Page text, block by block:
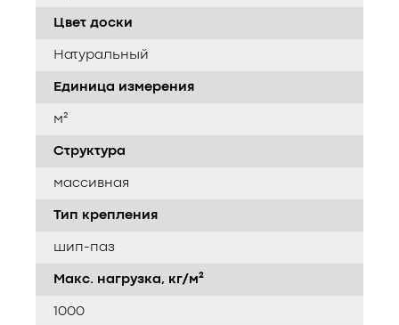
Цвет доски
Натуральный
Единица измерения
м²
Структура
массивная
Тип крепления
шип-паз
Макс. нагрузка, кг/м²
1000